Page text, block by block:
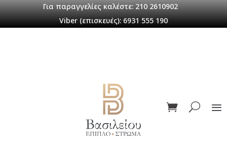
Για παραγγελίες καλέστε: 210 2610902
Viber (επισκευές): 6931 555 190